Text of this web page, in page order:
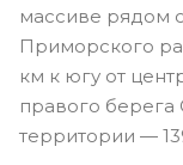
массиве рядом
Приморского
км к югу от
правого
территории —